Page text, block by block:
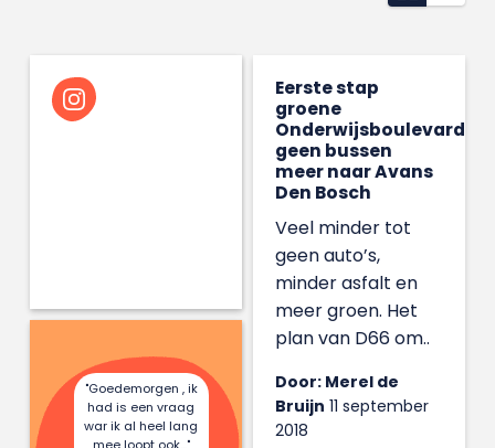
Eerste stap
groene
Onderwijsboulevard:
geen bussen
meer naar Avans
Den Bosch
Veel minder tot
geen auto’s,
minder asfalt en
meer groen. Het
plan van D66 om..
Door: Merel de
Bruijn 11 september
2018
"Goedemorgen , ik
had is een vraag
war ik al heel lang
mee loopt ook..."